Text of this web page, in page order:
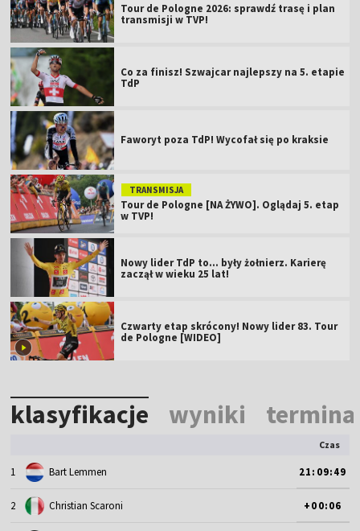
Tour de Pologne 2026: sprawdź trasę i plan
transmisji w TVP!
Co za finisz! Szwajcar najlepszy na 5. etapie
TdP
Faworyt poza TdP! Wycofał się po kraksie
TRANSMISJA
Tour de Pologne [NA ŻYWO]. Oglądaj 5. etap
w TVP!
Nowy lider TdP to... były żołnierz. Karierę
zaczął w wieku 25 lat!
Czwarty etap skrócony! Nowy lider 83. Tour
de Pologne [WIDEO]
klasyfikacje wyniki
Czas
1 Bart Lemmen 21:09:49
2 Christian Scaroni +00:06